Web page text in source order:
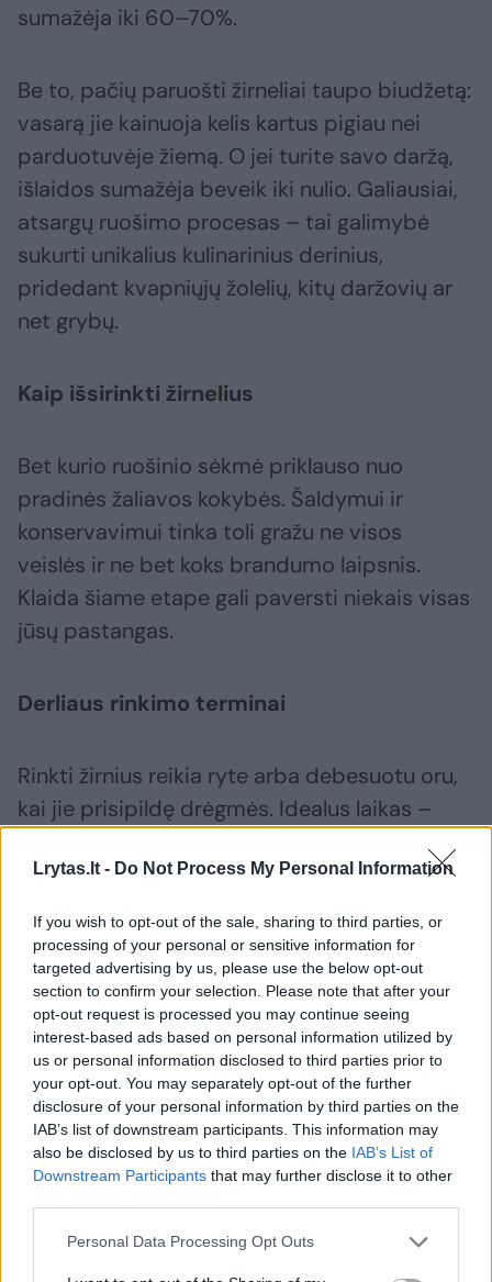
Lrytas.lt - Do Not Process My Personal Information
If you wish to opt-out of the sale, sharing to third parties, or
processing of your personal or sensitive information for
targeted advertising by us, please use the below opt-out
section to confirm your selection. Please note that after your
opt-out request is processed you may continue seeing
interest-based ads based on personal information utilized by
us or personal information disclosed to third parties prior to
your opt-out. You may separately opt-out of the further
disclosure of your personal information by third parties on the
IAB’s list of downstream participants. This information may
also be disclosed by us to third parties on the IAB’s List of
Downstream Participants that may further disclose it to other
Personal Data Processing Opt Outs
sumažėja iki 60–70%.
Be to, pačių paruošti žirneliai taupo biudžetą:
vasarą jie kainuoja kelis kartus pigiau nei
parduotuvėje žiemą. O jei turite savo daržą,
išlaidos sumažėja beveik iki nulio. Galiausiai,
atsargų ruošimo procesas – tai galimybė
sukurti unikalius kulinarinius derinius,
pridedant kvapniųjų žolelių, kitų daržovių ar
net grybų.
Kaip išsirinkti žirnelius
Bet kurio ruošinio sėkmė priklauso nuo
pradinės žaliavos kokybės. Šaldymui ir
konservavimui tinka toli gražu ne visos
veislės ir ne bet koks brandumo laipsnis.
Klaida šiame etape gali paversti niekais visas
jūsų pastangas.
Derliaus rinkimo terminai
Rinkti žirnius reikia ryte arba debesuotu oru,
kai jie prisipildę drėgmės. Idealus laikas –
Svarbu neperlaikyti ankščių ant krūmo:
praranda saldumą. Paspaudus nagu, grūdelis
turi lengvai pradidurti ir išskirti sultis. Jei jis
lieka kietas – žirnis dar nesubrendo; jei
subyra į puses – perbrendo.
Susiję straipsniai